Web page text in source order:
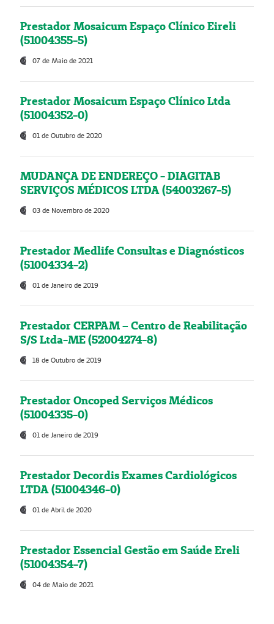
Prestador Mosaicum Espaço Clínico Eireli
(51004355-5)
07 de Maio de 2021
Prestador Mosaicum Espaço Clínico Ltda
(51004352-0)
01 de Outubro de 2020
MUDANÇA DE ENDEREÇO - DIAGITAB
SERVIÇOS MÉDICOS LTDA (54003267-5)
03 de Novembro de 2020
Prestador Medlife Consultas e Diagnósticos
(51004334-2)
01 de Janeiro de 2019
Prestador CERPAM – Centro de Reabilitação
S/S Ltda-ME (52004274-8)
18 de Outubro de 2019
Prestador Oncoped Serviços Médicos
(51004335-0)
01 de Janeiro de 2019
Prestador Decordis Exames Cardiológicos
LTDA (51004346-0)
01 de Abril de 2020
Prestador Essencial Gestão em Saúde Ereli
(51004354-7)
04 de Maio de 2021